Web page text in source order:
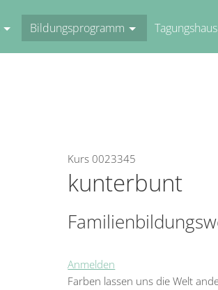
Bildungsprogramm Tagungshaus
Kurs 0023345
kunterbunt
Anmelden
Farben lassen uns die Welt